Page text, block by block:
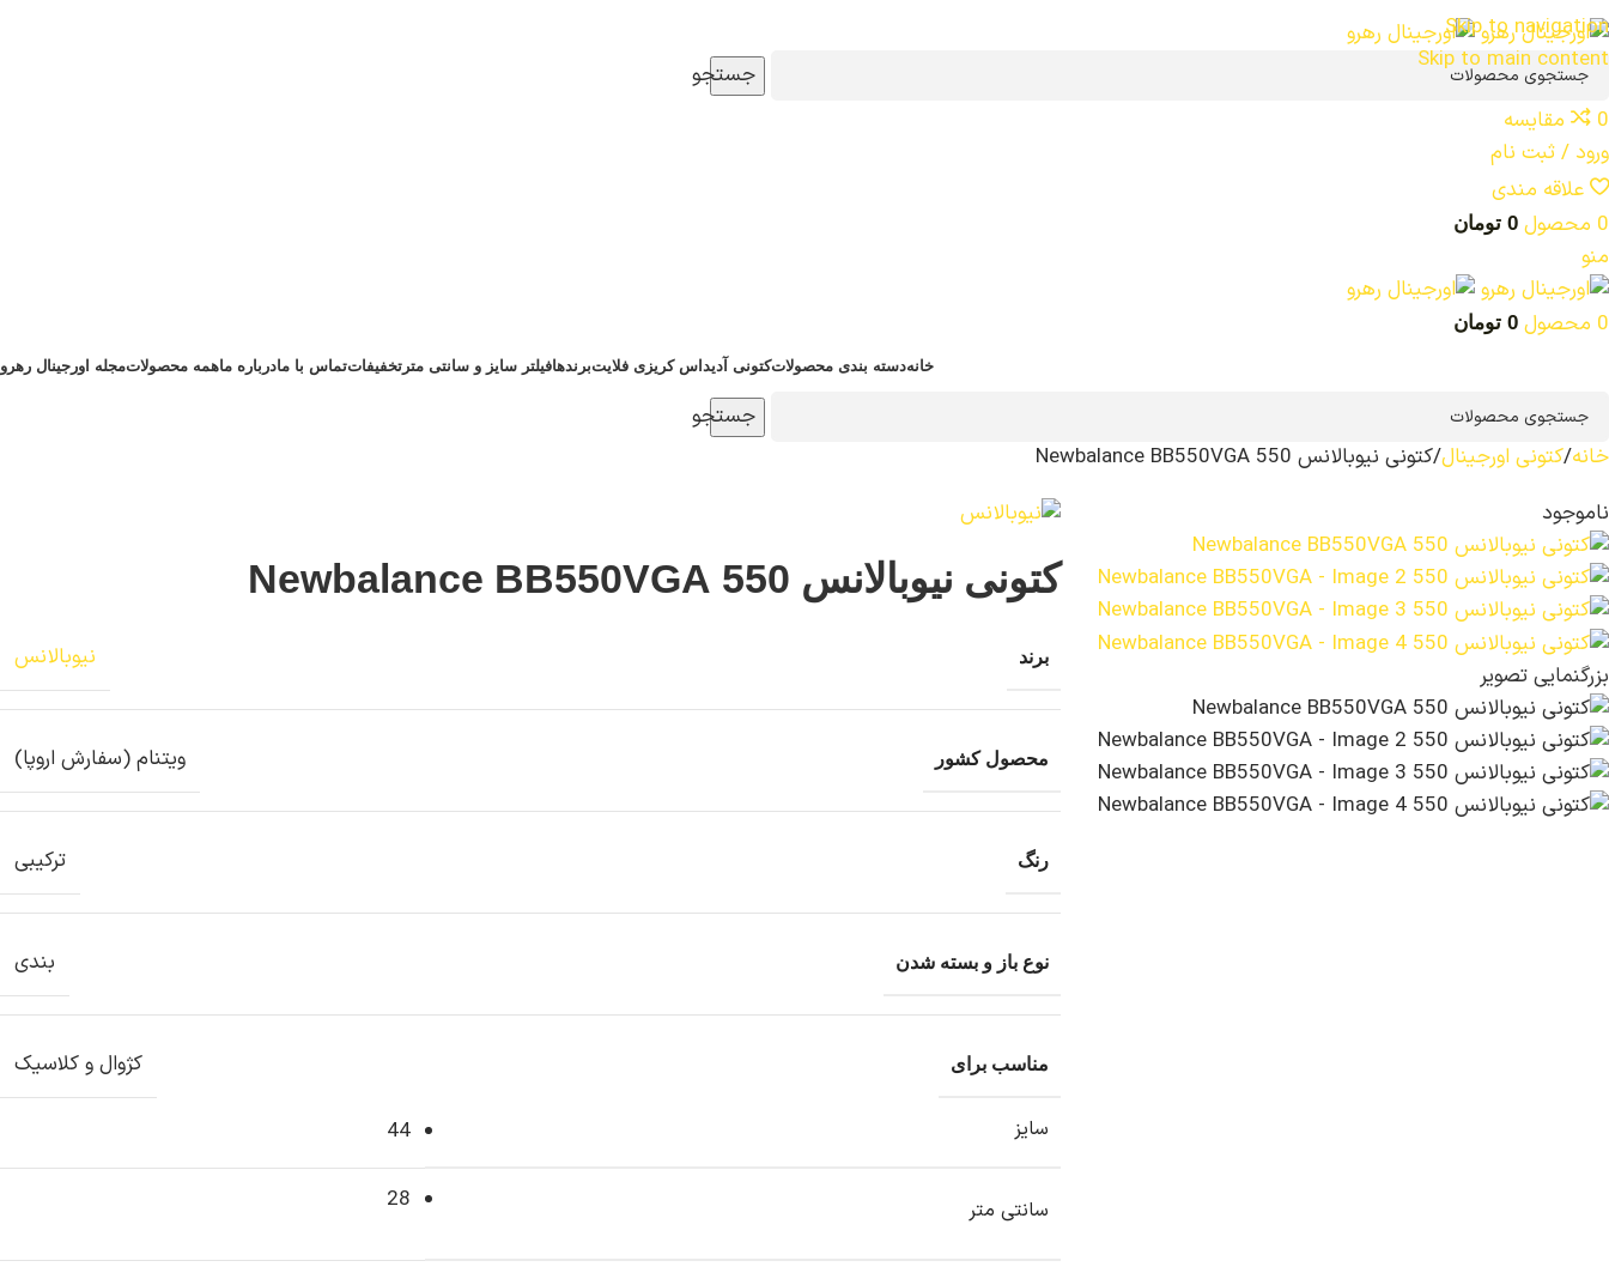
Skip to navigation
Skip to main content
جستجو
0
مقایسه
ورود / ثبت نام
علاقه مندی
0 محصول 0 تومان
منو
0 محصول 0 تومان
خانهدسته بندی محصولاتکتونی آدیداس کریزی فلایتبرندهافیلتر سایز و سانتی متر تخفیفاتتماس با مادرباره ماهمه محصولاتمجله اورجینال رهرو
جستجو
خانه کتونی اورجینال کتونی نیوبالانس 550 Newbalance BB550VGA
ناموجود
بزرگنمایی تصویر
کتونی نیوبالانس 550 Newbalance BB550VGA
برند نیوبالانس
محصول کشور ویتنام (سفارش اروپا)
رنگ ترکیبی
نوع باز و بسته شدن بندی
مناسب برای کژوال و کلاسیک
سایز 44
سانتی متر 28